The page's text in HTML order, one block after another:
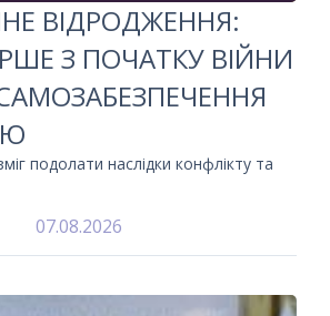
ВІДРОДЖЕННЯ:
З ПОЧАТКУ ВІЙНИ
подолати наслідки конфлікту та
07.08.2026